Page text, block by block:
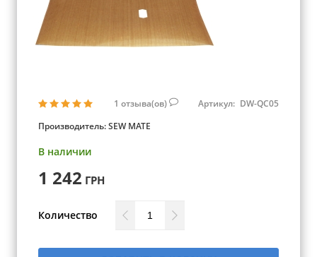
1 отзыва(ов) Артикул: DW-QC05
Производитель:SEW MATE
В наличии
1 242 ГРН
Количество